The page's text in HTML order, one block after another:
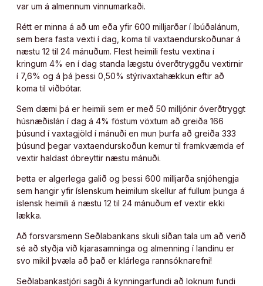
var um á almennum vinnumarkaði.
Rétt er minna á að um eða yfir 600 milljarðar í íbúðalánum,
sem bera fasta vexti í dag, koma til vaxtaendurskoðunar á
næstu 12 til 24 mánuðum. Flest heimili festu vextina í
kringum 4% en í dag standa lægstu óverðtryggðu vextirnir
í 7,6% og á þá þessi 0,50% stýrivaxtahækkun eftir að
koma til viðbótar.
Sem dæmi þá er heimili sem er með 50 milljónir óverðtryggt
húsnæðislán í dag á 4% föstum vöxtum að greiða 166
þúsund í vaxtagjöld í mánuði en mun þurfa að greiða 333
þúsund þegar vaxtaendurskoðun kemur til framkvæmda ef
vextir haldast óbreyttir næstu mánuði.
Þetta er algerlega galið og þessi 600 milljarða snjóhengja
sem hangir yfir íslenskum heimilum skellur af fullum þunga á
íslensk heimili á næstu 12 til 24 mánuðum ef vextir ekki
lækka.
Að forsvarsmenn Seðlabankans skuli síðan tala um að verið
sé að styðja við kjarasamninga og almenning í landinu er
svo mikil þvæla að það er klárlega rannsóknarefni!
Seðlabankastjóri sagði á kynningarfundi að loknum fundi